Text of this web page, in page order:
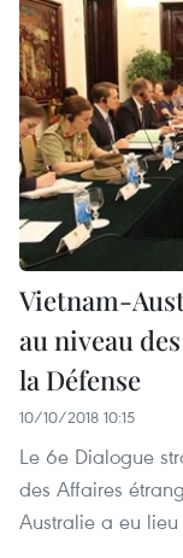
Vietnam-
au niveau
la Défense
10/10/2018 10:15
Le 6e Dialogue
des Affaires
Australie a eu